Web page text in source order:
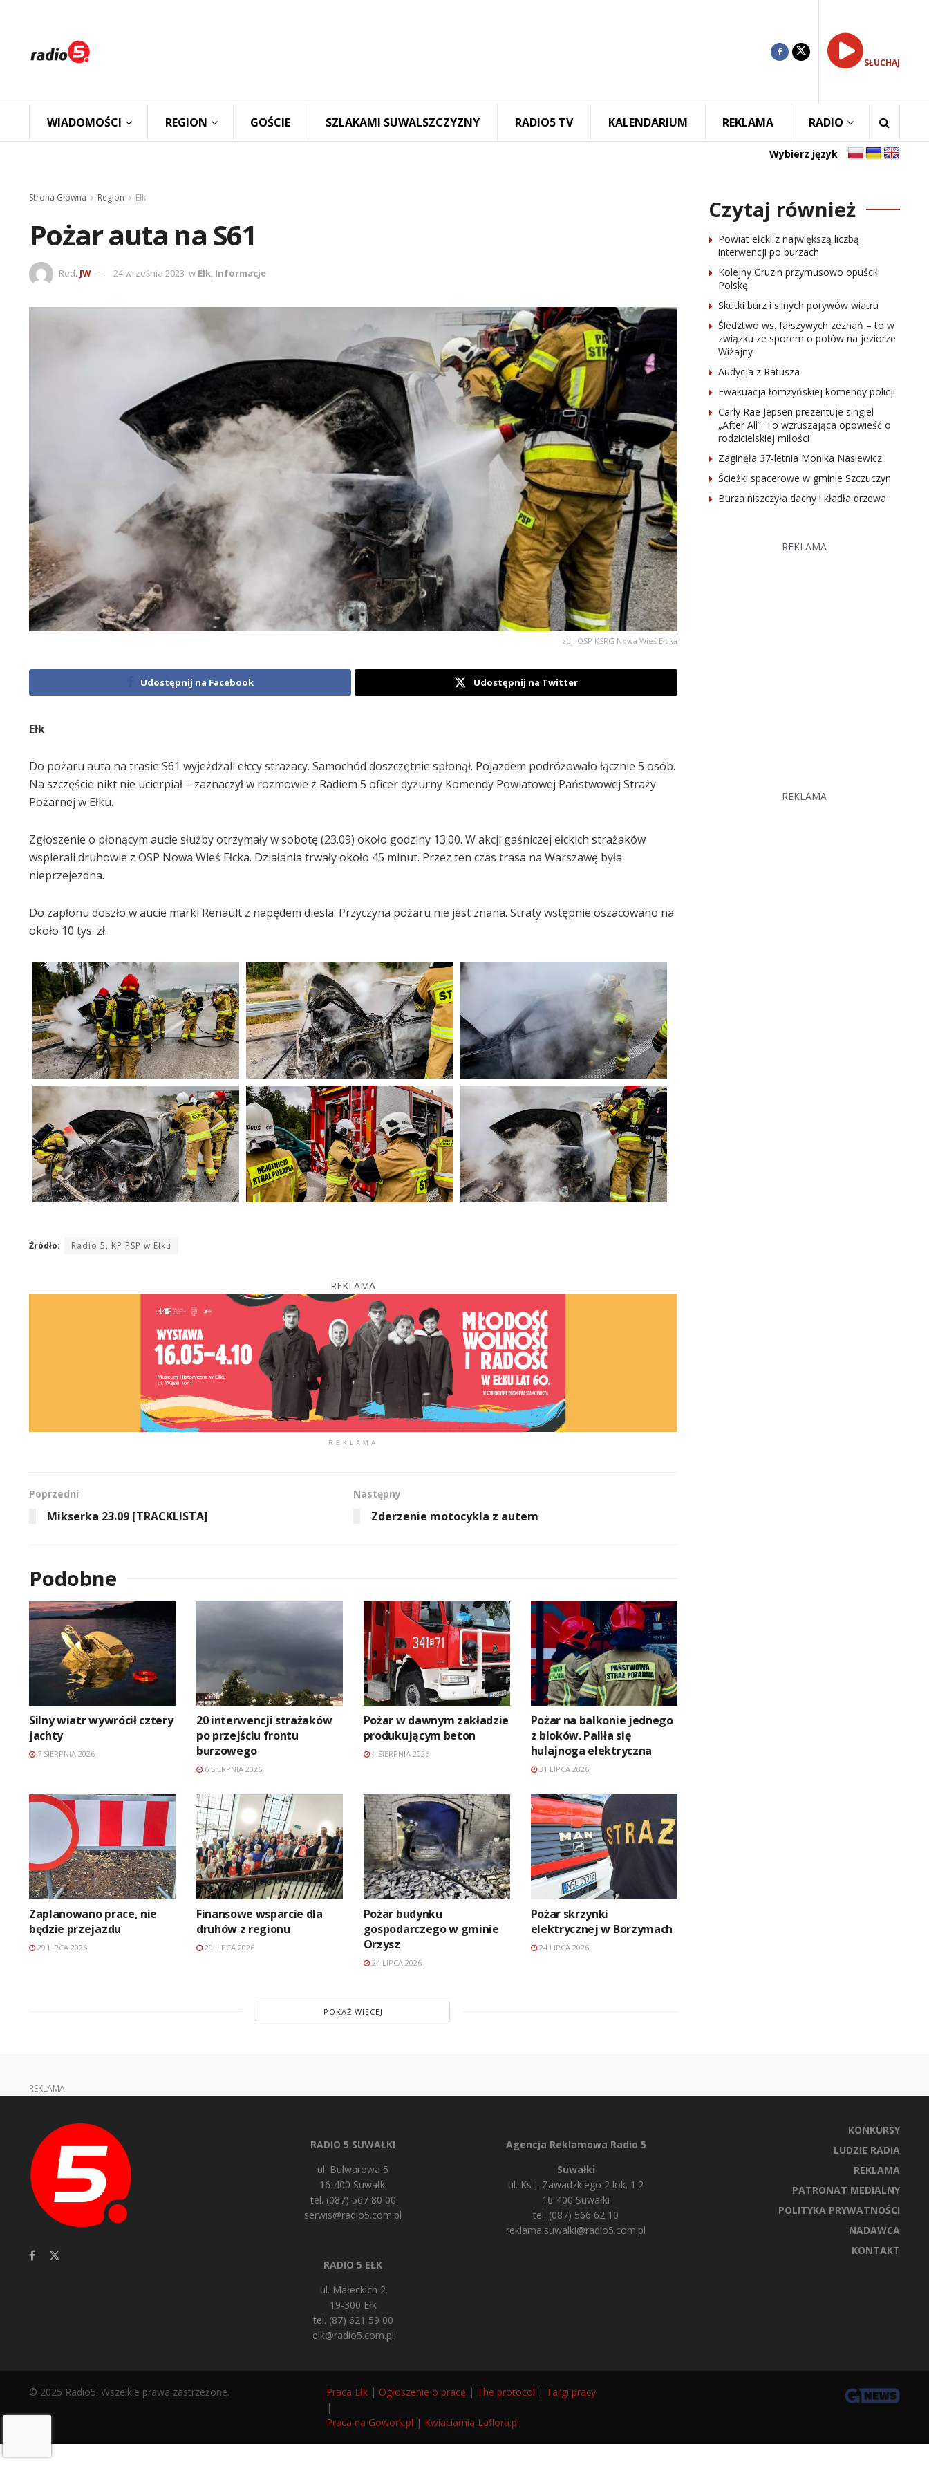
SŁUCHAJ
WIADOMOŚCI REGION GOŚCIE SZLAKAMI SUWALSZCZYZNY RADIO5 TV KALENDARIUM REKLAMA RADIO
Wybierz język
Strona Główna Region Ełk
Pożar auta na S61
Red. JW 24 września 2023 w Ełk, Informacje
zdj. OSP KSRG Nowa Wieś Ełcka
Udostępnij na Facebook Udostępnij na Twitter
Ełk
Do pożaru auta na trasie S61 wyjeżdżali ełccy strażacy. Samochód doszczętnie spłonął. Pojazdem podróżowało łącznie 5 osób.
Na szczęście nikt nie ucierpiał – zaznaczył w rozmowie z Radiem 5 oficer dyżurny Komendy Powiatowej Państwowej Straży
Pożarnej w Ełku.
Zgłoszenie o płonącym aucie służby otrzymały w sobotę (23.09) około godziny 13.00. W akcji gaśniczej ełckich strażaków
wspierali druhowie z OSP Nowa Wieś Ełcka. Działania trwały około 45 minut. Przez ten czas trasa na Warszawę była
nieprzejezdna.
Do zapłonu doszło w aucie marki Renault z napędem diesla. Przyczyna pożaru nie jest znana. Straty wstępnie oszacowano na
około 10 tys. zł.
Źródło: Radio 5, KP PSP w Ełku
REKLAMA
REKLAMA
Poprzedni
Mikserka 23.09 [TRACKLISTA]
Następny
Zderzenie motocykla z autem
Podobne
Silny wiatr wywrócił cztery
jachty
7 SIERPNIA 2026
20 interwencji strażaków
po przejściu frontu
burzowego
6 SIERPNIA 2026
Pożar w dawnym zakładzie
produkującym beton
4 SIERPNIA 2026
Pożar na balkonie jednego
z bloków. Paliła się
hulajnoga elektryczna
31 LIPCA 2026
Zaplanowano prace, nie
będzie przejazdu
29 LIPCA 2026
Finansowe wsparcie dla
druhów z regionu
29 LIPCA 2026
Pożar budynku
gospodarczego w gminie
Orzysz
24 LIPCA 2026
Pożar skrzynki
elektrycznej w Borzymach
24 LIPCA 2026
POKAŻ WIĘCEJ
Czytaj również
Powiat ełcki z największą liczbą
interwencji po burzach
Kolejny Gruzin przymusowo opuścił
Polskę
Skutki burz i silnych porywów wiatru
Śledztwo ws. fałszywych zeznań – to w
związku ze sporem o połów na jeziorze
Wiżajny
Audycja z Ratusza
Ewakuacja łomżyńskiej komendy policji
Carly Rae Jepsen prezentuje singiel
„After All”. To wzruszająca opowieść o
rodzicielskiej miłości
Zaginęła 37-letnia Monika Nasiewicz
Ścieżki spacerowe w gminie Szczuczyn
Burza niszczyła dachy i kładła drzewa
REKLAMA
REKLAMA
REKLAMA
RADIO 5 SUWAŁKI
ul. Bulwarowa 5
16-400 Suwałki
tel. (087) 567 80 00
serwis@radio5.com.pl
RADIO 5 EŁK
ul. Małeckich 2
19-300 Ełk
tel. (87) 621 59 00
elk@radio5.com.pl
Agencja Reklamowa Radio 5
Suwałki
ul. Ks J. Zawadzkiego 2 lok. 1.2
16-400 Suwałki
tel. (087) 566 62 10
reklama.suwalki@radio5.com.pl
KONKURSY
LUDZIE RADIA
REKLAMA
PATRONAT MEDIALNY
POLITYKA PRYWATNOŚCI
NADAWCA
KONTAKT
© 2025 Radio5. Wszelkie prawa zastrzeżone. Praca Ełk | Ogłoszenie o pracę | The protocol | Targi pracy
|
Praca na Gowork.pl | Kwiaciarnia Laflora.pl